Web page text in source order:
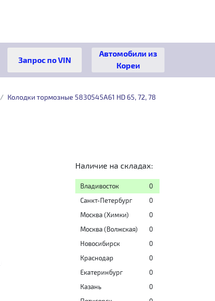
Автомобили из
Кореи
Колодки тормозные 5830545A61 HD 65, 72, 78
Наличие на складах:
Владивосток
0
Санкт-Петербург
0
Москва (Химки)
0
Москва (Волжская)
0
Новосибирск
0
Краснодар
0
Екатеринбург
0
Казань
0